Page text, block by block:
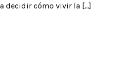
decidir cómo vivir la […]